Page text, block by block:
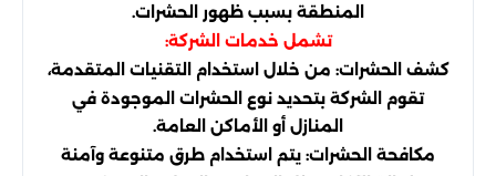
المنطقة بسبب ظهور الحشرات.
تشمل خدمات الشركة:
كشف الحشرات: من خلال استخدام التقنيات المتقدمة،
تقوم الشركة بتحديد نوع الحشرات الموجودة في
المنازل أو الأماكن العامة.
مكافحة الحشرات: يتم استخدام طرق متنوعة وآمنة